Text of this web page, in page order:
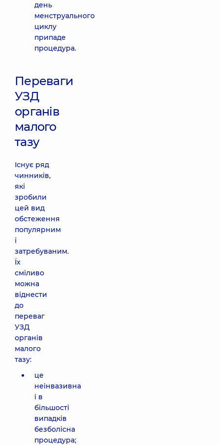
день
менструального
циклу
припаде
процедура.
Переваги
УЗД
органів
малого
тазу
Існує ряд
чинників,
які
зробили
цей вид
обстеження
популярним
і
затребуваним.
Їх
сміливо
можна
віднести
до
переваг
УЗД
органів
малого
тазу:
це
неінвазивна
і в
більшості
випадків
безболісна
процедура;